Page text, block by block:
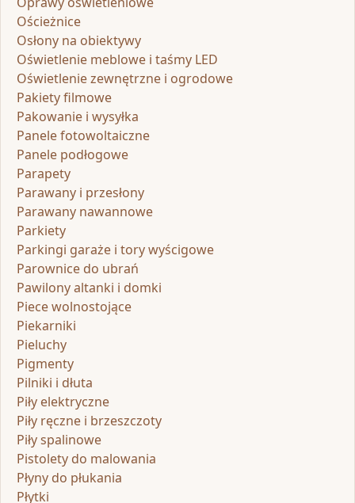
Ościeżnice
Osłony na obiektywy
Oświetlenie meblowe i taśmy LED
Oświetlenie zewnętrzne i ogrodowe
Pakiety filmowe
Pakowanie i wysyłka
Panele fotowoltaiczne
Panele podłogowe
Parapety
Parawany i przesłony
Parawany nawannowe
Parkiety
Parkingi garaże i tory wyścigowe
Parownice do ubrań
Pawilony altanki i domki
Piece wolnostojące
Piekarniki
Pieluchy
Pigmenty
Pilniki i dłuta
Piły elektryczne
Piły ręczne i brzeszczoty
Piły spalinowe
Pistolety do malowania
Płyny do płukania
Płytki